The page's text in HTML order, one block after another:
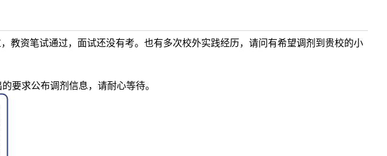
教资笔试通过，面试还没有考。也有多次校外实践经历，请问有希望调剂到贵校的小
要求公布调剂信息，请耐心等待。